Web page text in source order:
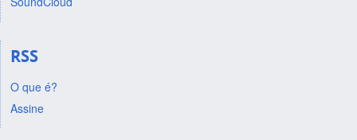
RSS
O que é?
Assine